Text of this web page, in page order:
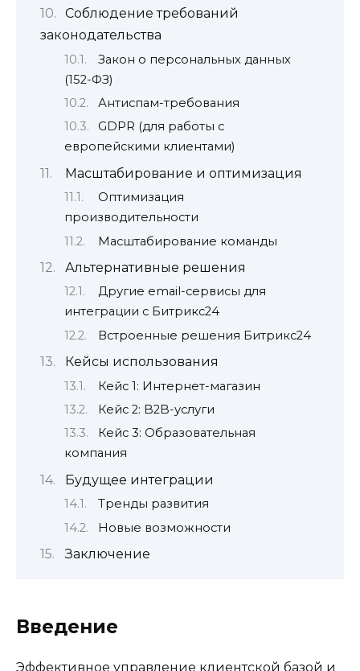
Соблюдение требований
законодательства
Закон о персональных данных
(152-ФЗ)
Антиспам-требования
GDPR (для работы с
европейскими клиентами)
Масштабирование и оптимизация
Оптимизация
производительности
Масштабирование команды
Альтернативные решения
Другие email-сервисы для
интеграции с Битрикс24
Встроенные решения Битрикс24
Кейсы использования
Кейс 1: Интернет-магазин
Кейс 2: B2B-услуги
Кейс 3: Образовательная
компания
Будущее интеграции
Тренды развития
Новые возможности
Заключение
Введение
Эффективное управление клиентской базой и